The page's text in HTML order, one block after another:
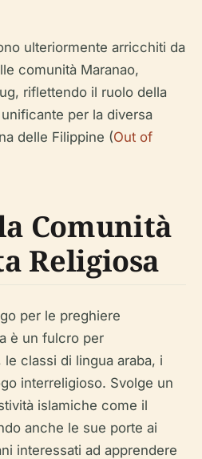
ulteriormente arricchiti da
comunità Maranao,
riflettendo il ruolo della
per la diversa
delle Filippine (Out of
Comunità
Religiosa
per le preghiere
è un fulcro per
classi di lingua araba, i
interreligioso. Svolge un
islamiche come il
anche le sue porte ai
interessati ad apprendere